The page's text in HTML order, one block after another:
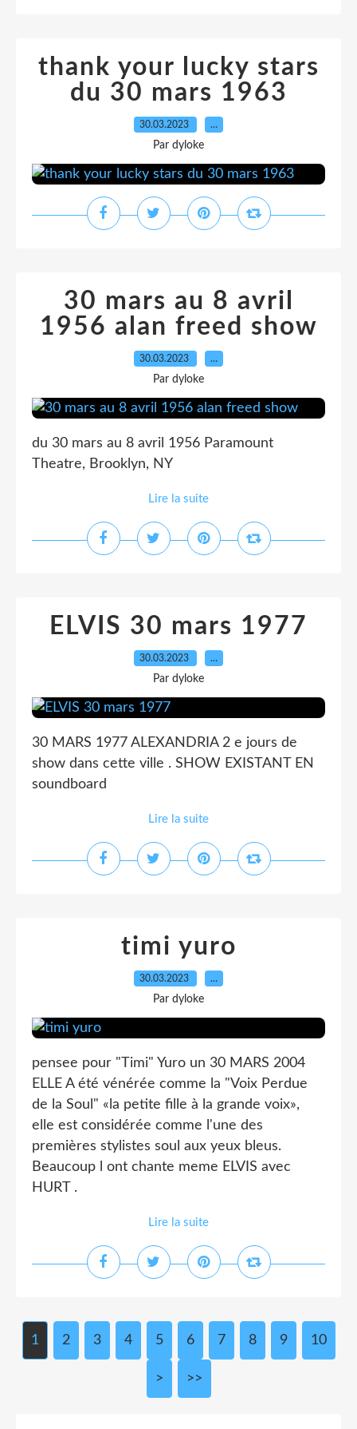
thank your lucky stars
du 30 mars 1963
30.03.2023 …
Par dyloke
30 mars au 8 avril
1956 alan freed show
30.03.2023 …
Par dyloke
du 30 mars au 8 avril 1956 Paramount
Theatre, Brooklyn, NY
Lire la suite
ELVIS 30 mars 1977
30.03.2023 …
Par dyloke
30 MARS 1977 ALEXANDRIA 2 e jours de
show dans cette ville . SHOW EXISTANT EN
soundboard
Lire la suite
timi yuro
30.03.2023 …
Par dyloke
pensee pour "Timi" Yuro un 30 MARS 2004
ELLE A été vénérée comme la "Voix Perdue
de la Soul" «la petite fille à la grande voix»,
elle est considérée comme l'une des
premières stylistes soul aux yeux bleus.
Beaucoup l ont chante meme ELVIS avec
HURT .
Lire la suite
1 2 3 4 5 6 7 8 9 10
> >>